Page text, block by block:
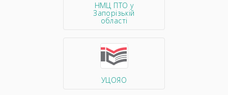
НМЦ ПТО у
Запорізькій
області
УЦОЯО